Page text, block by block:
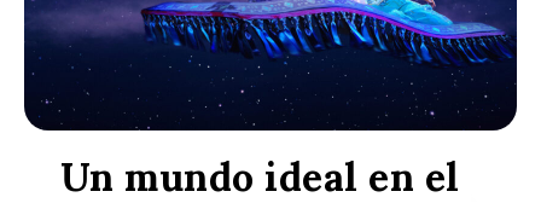
CULTURA
Un mundo ideal en el